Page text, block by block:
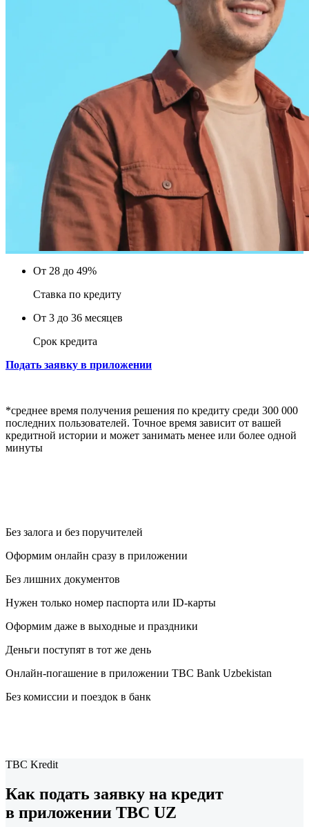
От 28 до 49%
Ставка по кредиту
От 3 до 36 месяцев
Срок кредита
Подать заявку в приложении
*среднее время получения решения по кредиту среди 300 000
последних пользователей. Точное время зависит от вашей
кредитной истории и может занимать менее или более одной
минуты
Без залога и без поручителей
Оформим онлайн сразу в приложении
Без лишних документов
Нужен только номер паспорта или ID-карты
Оформим даже в выходные и праздники
Деньги поступят в тот же день
Онлайн-погашение в приложении TBC Bank Uzbekistan
Без комиссии и поездок в банк
TBC Kredit
Как подать заявку на кредит
в приложении TBC UZ